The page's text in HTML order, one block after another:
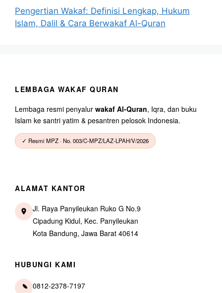
Pengertian Wakaf: Definisi Lengkap, Hukum
Islam, Dalil & Cara Berwakaf Al-Quran
LEMBAGA WAKAF QURAN
Lembaga resmi penyalur wakaf Al-Quran, Iqra, dan buku
Islam ke santri yatim & pesantren pelosok Indonesia.
✓ Resmi MPZ · No. 003/C-MPZ/LAZ-LPAH/V/2026
ALAMAT KANTOR
Jl. Raya Panyileukan Ruko G No.9
Cipadung Kidul, Kec. Panyileukan
Kota Bandung, Jawa Barat 40614
HUBUNGI KAMI
0812-2378-7197